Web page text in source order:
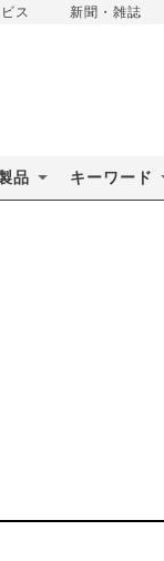
ス 新聞・雑誌
品 キーワード